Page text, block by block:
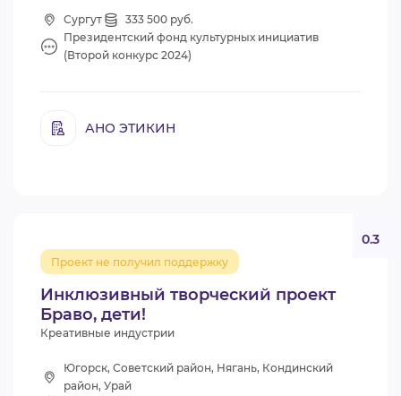
Сургут
333 500 руб.
Президентский фонд культурных инициатив
(Второй конкурс 2024)
АНО ЭТИКИН
Инклюзивный творческий проект
Браво, дети!
Проект не получил поддержку
0.3
Креативные индустрии
Югорск, Советский район, Нягань, Кондинский
район, Урай